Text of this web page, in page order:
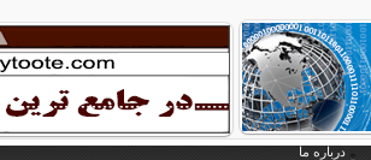
درباره ما